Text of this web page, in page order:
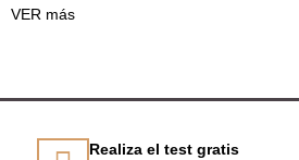
VER más
Realiza el test gratis